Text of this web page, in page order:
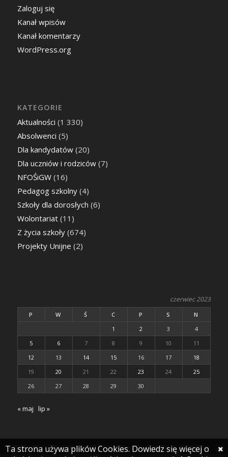
Zaloguj się
Kanał wpisów
Kanał komentarzy
WordPress.org
KATEGORIE
Aktualności (1 330)
Absolwenci (5)
Dla kandydatów(20)
Dla uczniów i rodziców(7)
NFOŚiGW(16)
Pedagog szkolny(4)
Szkoły dla dorosłych (6)
Wolontariat(11)
Z życia szkoły(674)
Projekty Unijne (2)
czerwiec 2023
P W Ś C P S
N
1
2 3
4
5
6 7 8 9 10
11
12
13 14 15 16 17
18
19
20 21 22 23 24
25
26
27 28 29 30
« maj lip »
Ta strona używa plików Cookies. Dowiedz się więcej o